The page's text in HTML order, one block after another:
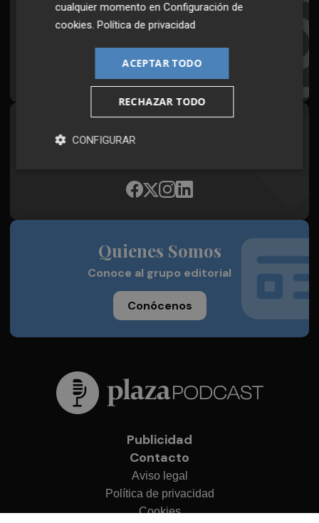
Suscríbete al Boletín
¡Quiero suscribirme!
Síguenos en redes
Quienes Somos
Conoce al grupo editorial
Conócenos
Publicidad
Contacto
Aviso legal
Política de privacidad
Cookies
cualquier momento enConfiguración de
cookies.Política de privacidad
ACEPTAR TODO
RECHAZAR TODO
CONFIGURAR